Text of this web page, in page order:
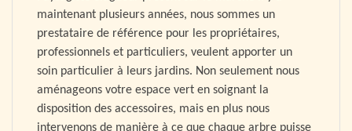
maintenant plusieurs années, nous sommes un
prestataire de référence pour les propriétaires,
professionnels et particuliers, veulent apporter un
soin particulier à leurs jardins. Non seulement nous
aménageons votre espace vert en soignant la
disposition des accessoires, mais en plus nous
intervenons de manière à ce que chaque arbre puisse